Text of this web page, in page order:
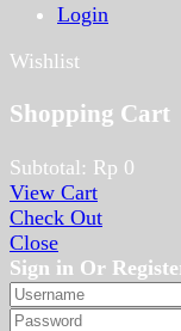
Login
Wishlist
Shopping Cart
Subtotal: Rp 0
View Cart
Check Out
Close
Sign in Or